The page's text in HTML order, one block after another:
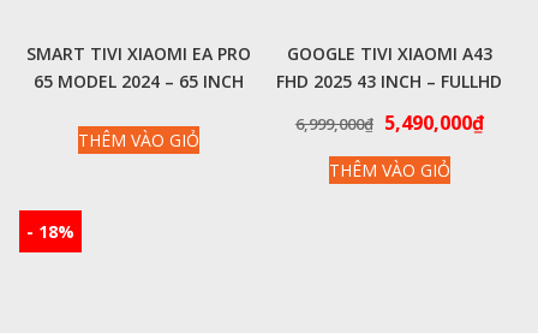
SMART TIVI XIAOMI EA PRO
65 MODEL 2024 – 65 INCH
THÊM VÀO GIỎ
GOOGLE TIVI XIAOMI A43
FHD 2025 43 INCH – FULLHD
43″ | 60HZ | 1.5GB | 8GB –
CHÍNH HÃNG QUỐC TẾ
6,999,000₫ Giá
gốc
là:
5,490,000₫Giá
THÊM VÀO GIỎ
- 18%